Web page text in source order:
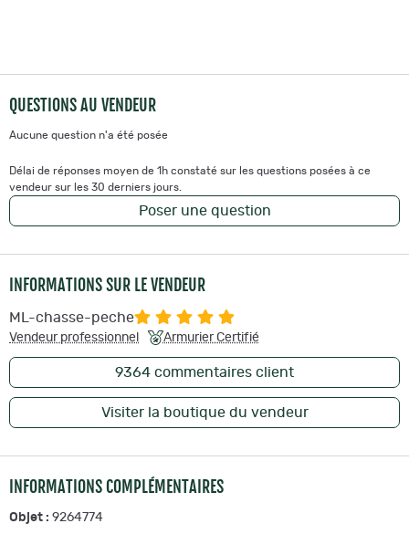
QUESTIONS AU VENDEUR
Aucune question n'a été posée
Délai de réponses moyen de 1h constaté sur les questions posées à ce
vendeur sur les 30 derniers jours.
Poser une question
INFORMATIONS SUR LE VENDEUR
ML-chasse-peche
Vendeur professionnel Armurier Certifié
9364 commentaires client
Visiter la boutique du vendeur
INFORMATIONS COMPLÉMENTAIRES
Objet : 9264774